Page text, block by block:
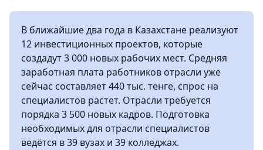
В ближайшие два года в Казахстане реализуют
12 инвестиционных проектов, которые
создадут 3 000 новых рабочих мест. Средняя
заработная плата работников отрасли уже
сейчас составляет 440 тыс. тенге, спрос на
специалистов растет. Отрасли требуется
порядка 3 500 новых кадров. Подготовка
необходимых для отрасли специалистов
ведётся в 39 вузах и 39 колледжах.